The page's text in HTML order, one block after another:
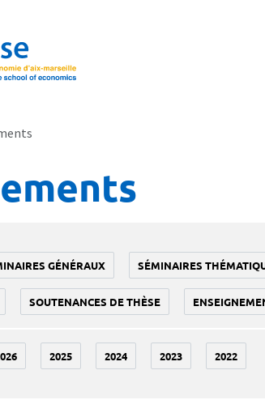
GÉNÉRAUX SÉMINAIRES
SOUTENANCES DE THÈSE
2025 2024 2023 2022